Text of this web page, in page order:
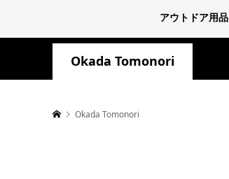
アウトドア用品
Okada Tomonori
Okada Tomonori